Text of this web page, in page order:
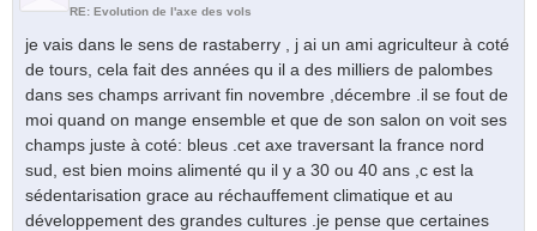
RE: Evolution de l'axe des vols
je vais dans le sens de rastaberry , j ai un ami agriculteur à coté
de tours, cela fait des années qu il a des milliers de palombes
dans ses champs arrivant fin novembre ,décembre .il se fout de
moi quand on mange ensemble et que de son salon on voit ses
champs juste à coté: bleus .cet axe traversant la france nord
sud, est bien moins alimenté qu il y a 30 ou 40 ans ,c est la
sédentarisation grace au réchauffement climatique et au
développement des grandes cultures .je pense que certaines